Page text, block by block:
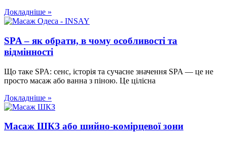
Докладніше »
SPA – як обрати, в чому особливості та
відмінності
Що таке SPA: сенс, історія та сучасне значення SPA — це не
просто масаж або ванна з піною. Це цілісна
Докладніше »
Масаж ШКЗ або шийно-комірцевої зони